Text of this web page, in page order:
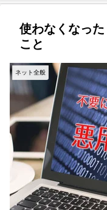
使わなくなっ
こと
ネット全般